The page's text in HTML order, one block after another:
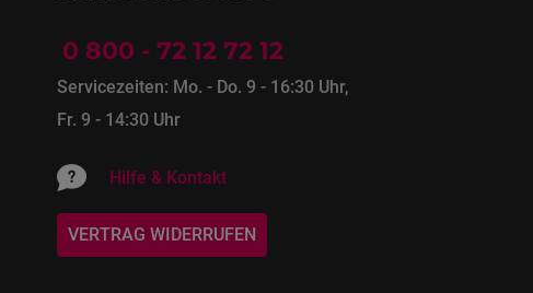
0 800 - 72 12 72 12
Servicezeiten: Mo. - Do. 9 - 16:30 Uhr,
Fr. 9 - 14:30 Uhr
Hilfe & Kontakt
VERTRAG WIDERRUFEN